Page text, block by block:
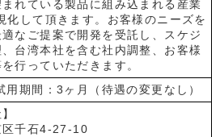
れている製品に組み込まれる産業
化して頂きます。お客様のニーズを
なご提案で開発を受託し、スケジ
、台湾本社を含む社内調整、お客様
行っていただきます。
期間：3ヶ月（待遇の変更なし）
区千石4-27-10